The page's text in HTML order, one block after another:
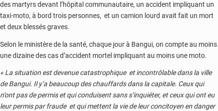
des martyrs devant l’hôpital communautaire, un accident impliquant un
taxi-moto, à bord trois personnes, et un camion lourd avait fait un mort
et deux blessés graves.
Selon le ministère de la santé, chaque jour à Bangui, on compte au moins
une dizaine des cas d’accident mortel impliquant au moins une moto.
« La situation est devenue catastrophique et incontrôlable dans la ville
de Bangui. Il y’a beaucoup des chauffards dans la capitale. Ceux qui
n’ont pas de permis et qui conduisent sans s’inquiéter, et ceux qui ont eu
leur permis par fraude et qui mettent la vie de leur concitoyen en danger